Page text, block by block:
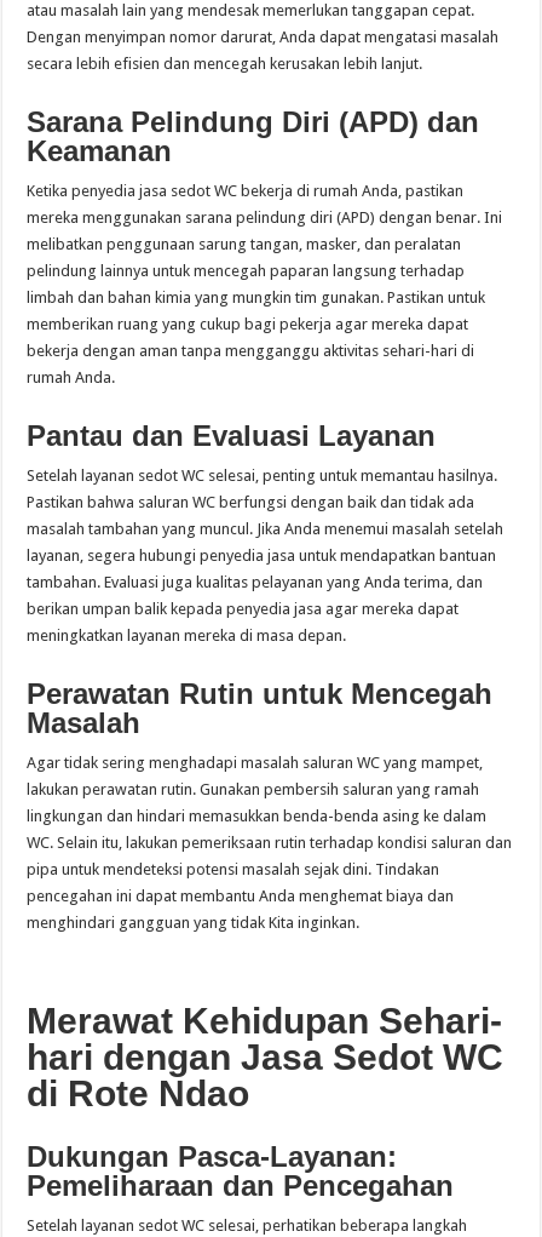
atau masalah lain yang mendesak memerlukan tanggapan cepat.
Dengan menyimpan nomor darurat, Anda dapat mengatasi masalah
secara lebih efisien dan mencegah kerusakan lebih lanjut.
Sarana Pelindung Diri (APD) dan
Keamanan
Ketika penyedia jasa sedot WC bekerja di rumah Anda, pastikan
mereka menggunakan sarana pelindung diri (APD) dengan benar. Ini
melibatkan penggunaan sarung tangan, masker, dan peralatan
pelindung lainnya untuk mencegah paparan langsung terhadap
limbah dan bahan kimia yang mungkin tim gunakan. Pastikan untuk
memberikan ruang yang cukup bagi pekerja agar mereka dapat
bekerja dengan aman tanpa mengganggu aktivitas sehari-hari di
rumah Anda.
Pantau dan Evaluasi Layanan
Setelah layanan sedot WC selesai, penting untuk memantau hasilnya.
Pastikan bahwa saluran WC berfungsi dengan baik dan tidak ada
masalah tambahan yang muncul. Jika Anda menemui masalah setelah
layanan, segera hubungi penyedia jasa untuk mendapatkan bantuan
tambahan. Evaluasi juga kualitas pelayanan yang Anda terima, dan
berikan umpan balik kepada penyedia jasa agar mereka dapat
meningkatkan layanan mereka di masa depan.
Perawatan Rutin untuk Mencegah
Masalah
Agar tidak sering menghadapi masalah saluran WC yang mampet,
lakukan perawatan rutin. Gunakan pembersih saluran yang ramah
lingkungan dan hindari memasukkan benda-benda asing ke dalam
WC. Selain itu, lakukan pemeriksaan rutin terhadap kondisi saluran dan
pipa untuk mendeteksi potensi masalah sejak dini. Tindakan
pencegahan ini dapat membantu Anda menghemat biaya dan
menghindari gangguan yang tidak Kita inginkan.
Merawat Kehidupan Sehari-
hari dengan Jasa Sedot WC
di Rote Ndao
Dukungan Pasca-Layanan:
Pemeliharaan dan Pencegahan
Setelah layanan sedot WC selesai, perhatikan beberapa langkah